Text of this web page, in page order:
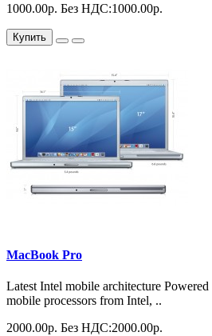
1000.00р. Без НДС:1000.00р.
Купить
MacBook Pro
Latest Intel mobile architecture Powered
mobile processors from Intel, ..
2000.00р. Без НДС:2000.00р.